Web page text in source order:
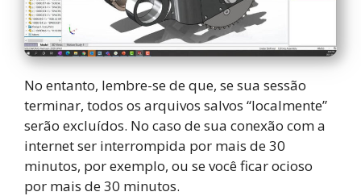
No entanto, lembre-se de que, se sua sessão
terminar, todos os arquivos salvos “localmente”
serão excluídos. No caso de sua conexão com a
internet ser interrompida por mais de 30
minutos, por exemplo, ou se você ficar ocioso
por mais de 30 minutos.